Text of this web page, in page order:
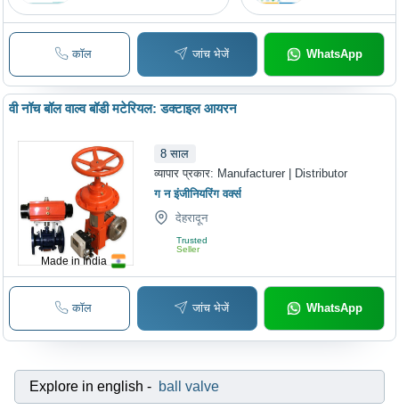
Power | Smooth
Operation, Easy Setup,
Low Noise, Stacker
Compatible
कॉल जांच भेजें WhatsApp
Made in India
वी नॉच बॉल वाल्व बॉडी मटेरियल: डक्टाइल आयरन
8 साल
व्यापार प्रकार: Manufacturer | Distributor
ग न इंजीनियरिंग वर्क्स
देहरादून
Trusted
Seller
कॉल जांच भेजें WhatsApp
Explore in english - ball valve